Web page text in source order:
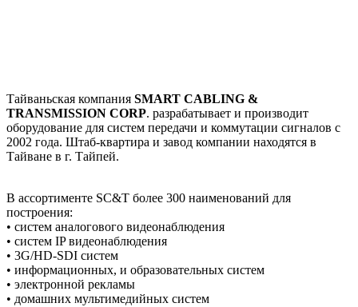
Тайваньская компания SMART CABLING &
TRANSMISSION CORP. разрабатывает и производит
оборудование для систем передачи и коммутации сигналов с
2002 года. Штаб-квартира и завод компании находятся в
Тайване в г. Тайпей.
В ассортименте SC&T более 300 наименований для
построения:
• систем аналогового видеонаблюдения
• систем IP видеонаблюдения
• 3G/HD-SDI систем
• информационных, и образовательных систем
• электронной рекламы
• домашних мультимедийных систем